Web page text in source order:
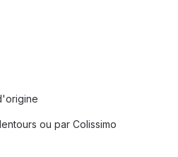
ou par Colissimo